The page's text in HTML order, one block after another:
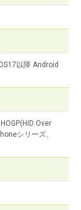
以降 Android
Over
シリーズ、